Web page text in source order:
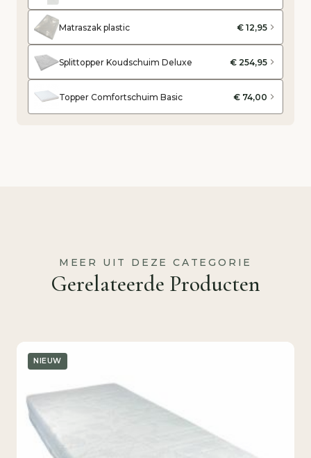
Matraszak plastic € 12,95
Splittopper Koudschuim Deluxe € 254,95
Topper Comfortschuim Basic € 74,00
MEER UIT DEZE CATEGORIE
Gerelateerde Producten
NIEUW